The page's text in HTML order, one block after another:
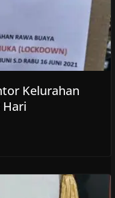
Kelurahan
Hari